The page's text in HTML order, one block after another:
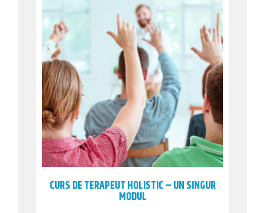
CURS DE TERAPEUT HOLISTIC – UN SINGUR
MODUL